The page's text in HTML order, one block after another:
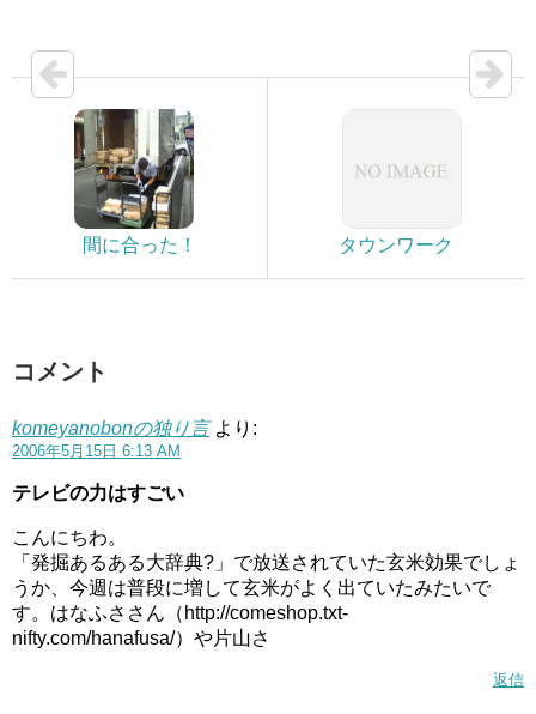
間に合った！ タウンワーク
コメント
komeyanobonの独り言 より:
2006年5月15日 6:13 AM
テレビの力はすごい
こんにちわ。
「発掘あるある大辞典?」で放送されていた玄米効果でしょ
うか、今週は普段に増して玄米がよく出ていたみたいで
す。はなふささん（http://comeshop.txt-
nifty.com/hanafusa/）や片山さ
返信